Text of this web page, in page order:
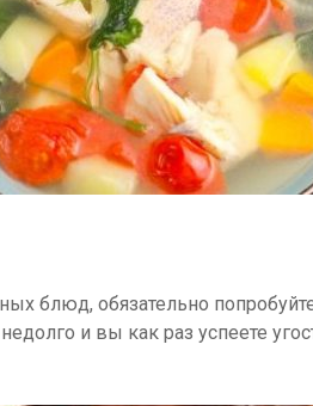
блюд, обязательно
и вы как раз успеете